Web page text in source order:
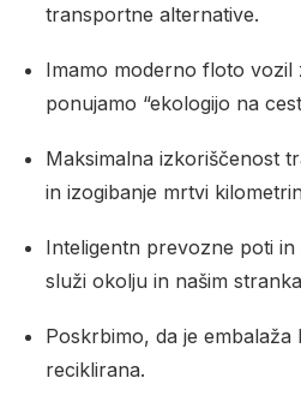
transportne alternative.
Imamo moderno floto vozil
ponujamo “ekologijo na
Maksimalna izkoriščenost
in izogibanje mrtvi
Inteligentn prevozne poti
služi okolju in našim
Poskrbimo, da je
reciklirana.